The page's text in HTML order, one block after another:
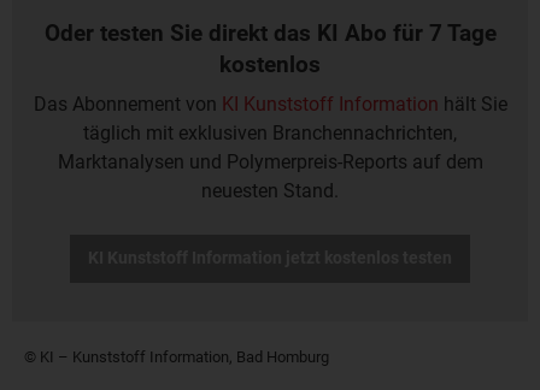
Oder testen Sie direkt das KI Abo für 7 Tage
kostenlos
Das Abonnement von KI Kunststoff Information hält Sie
täglich mit exklusiven Branchennachrichten,
Marktanalysen und Polymerpreis-Reports auf dem
neuesten Stand.
© KI – Kunststoff Information, Bad Homburg